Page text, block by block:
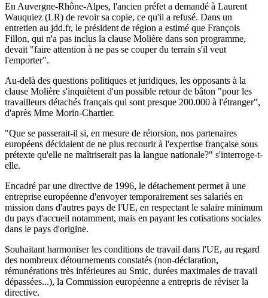
En Auvergne-Rhône-Alpes, l'ancien préfet a demandé à Laurent
Wauquiez (LR) de revoir sa copie, ce qu'il a refusé. Dans un
entretien au jdd.fr, le président de région a estimé que François
Fillon, qui n'a pas inclus la clause Molière dans son programme,
devait "faire attention à ne pas se couper du terrain s'il veut
l'emporter".
Au-delà des questions politiques et juridiques, les opposants à la
clause Molière s'inquiètent d'un possible retour de bâton "pour les
travailleurs détachés français qui sont presque 200.000 à l'étranger",
d'après Mme Morin-Chartier.
"Que se passerait-il si, en mesure de rétorsion, nos partenaires
européens décidaient de ne plus recourir à l'expertise française sous
prétexte qu'elle ne maîtriserait pas la langue nationale?" s'interroge-t-
elle.
Encadré par une directive de 1996, le détachement permet à une
entreprise européenne d'envoyer temporairement ses salariés en
mission dans d'autres pays de l'UE, en respectant le salaire minimum
du pays d'accueil notamment, mais en payant les cotisations sociales
dans le pays d'origine.
Souhaitant harmoniser les conditions de travail dans l'UE, au regard
des nombreux détournements constatés (non-déclaration,
rémunérations très inférieures au Smic, durées maximales de travail
dépassées...), la Commission européenne a entrepris de réviser la
directive.